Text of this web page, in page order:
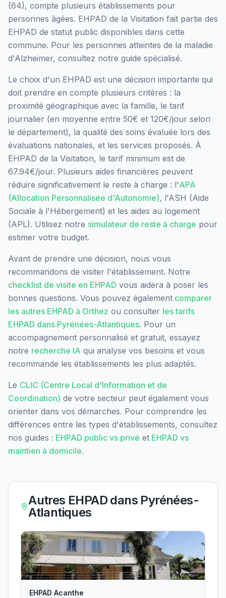
(64), compte plusieurs établissements pour
personnes âgées. EHPAD de la Visitation fait partie des
EHPAD de statut public disponibles dans cette
commune. Pour les personnes atteintes de la maladie
d'Alzheimer, consultez notre guide spécialisé.
Le choix d'un EHPAD est une décision importante qui
doit prendre en compte plusieurs critères : la
proximité géographique avec la famille, le tarif
journalier (en moyenne entre 50€ et 120€/jour selon
le département), la qualité des soins évaluée lors des
évaluations nationales, et les services proposés. À
EHPAD de la Visitation, le tarif minimum est de
67.94€/jour. Plusieurs aides financières peuvent
réduire significativement le reste à charge : l'APA
(Allocation Personnalisée d'Autonomie), l'ASH (Aide
Sociale à l'Hébergement) et les aides au logement
(APL). Utilisez notre simulateur de reste à charge pour
estimer votre budget.
Avant de prendre une décision, nous vous
recommandons de visiter l'établissement. Notre
checklist de visite en EHPAD vous aidera à poser les
bonnes questions. Vous pouvez également comparer
les autres EHPAD à Orthez ou consulter les tarifs
EHPAD dans Pyrénées-Atlantiques. Pour un
accompagnement personnalisé et gratuit, essayez
notre recherche IA qui analyse vos besoins et vous
recommande les établissements les plus adaptés.
Le CLIC (Centre Local d'Information et de
Coordination) de votre secteur peut également vous
orienter dans vos démarches. Pour comprendre les
différences entre les types d'établissements, consultez
nos guides : EHPAD public vs privé et EHPAD vs
maintien à domicile.
Autres EHPAD dans Pyrénées-
Atlantiques
EHPAD Acanthe